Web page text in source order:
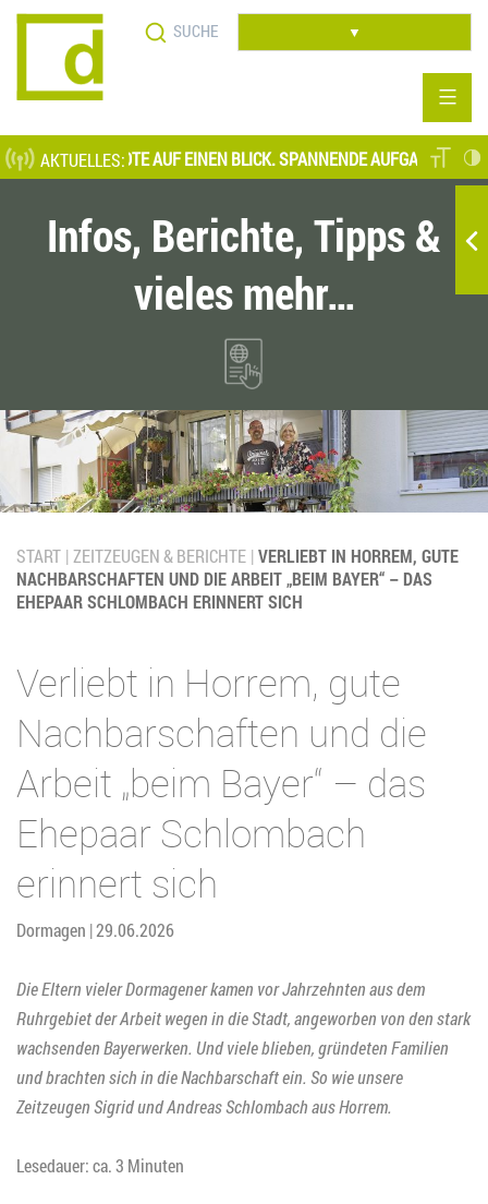
Direkt
Suche ▼
AKTUELLES:AUF EINEN BLICK. SPANNENDE AUFGABENFELDER
Infos, Berichte, Tipps &
vieles mehr…
START ZEITZEUGEN & BERICHTE VERLIEBT IN HORREM, GUTE
NACHBARSCHAFTEN UND DIE ARBEIT „BEIM BAYER“ – DAS
EHEPAAR SCHLOMBACH ERINNERT SICH
Verliebt in Horrem, gute
Nachbarschaften und die
Arbeit „beim Bayer“ – das
Ehepaar Schlombach
erinnert sich
Dormagen | 29.06.2026
Die Eltern vieler Dormagener kamen vor Jahrzehnten aus dem
Ruhrgebiet der Arbeit wegen in die Stadt, angeworben von den stark
wachsenden Bayerwerken. Und viele blieben, gründeten Familien
und brachten sich in die Nachbarschaft ein. So wie unsere
Zeitzeugen Sigrid und Andreas Schlombach aus Horrem.
Lesedauer: ca. 3 Minuten